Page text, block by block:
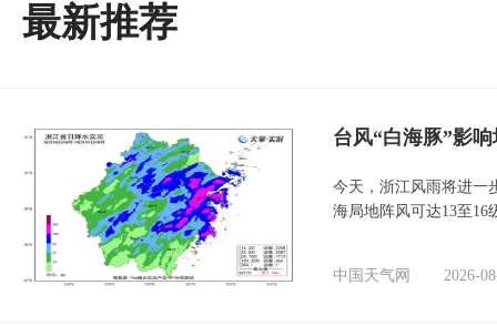
最新推荐
台风“白海豚”影
今天，浙江风雨将进一
海局地阵风可达13至16
中国天气网 2026-